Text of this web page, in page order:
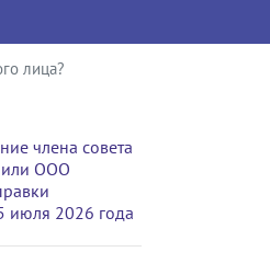
лица?
члена совета
или ООО
июля 2026 года